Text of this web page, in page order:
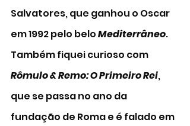
Salvatores, que ganhou o Oscar
em 1992 pelo belo Mediterrâneo.
Também fiquei curioso com
Rômulo & Remo: O Primeiro Rei,
que se passa no ano da
fundação de Roma e é falado em